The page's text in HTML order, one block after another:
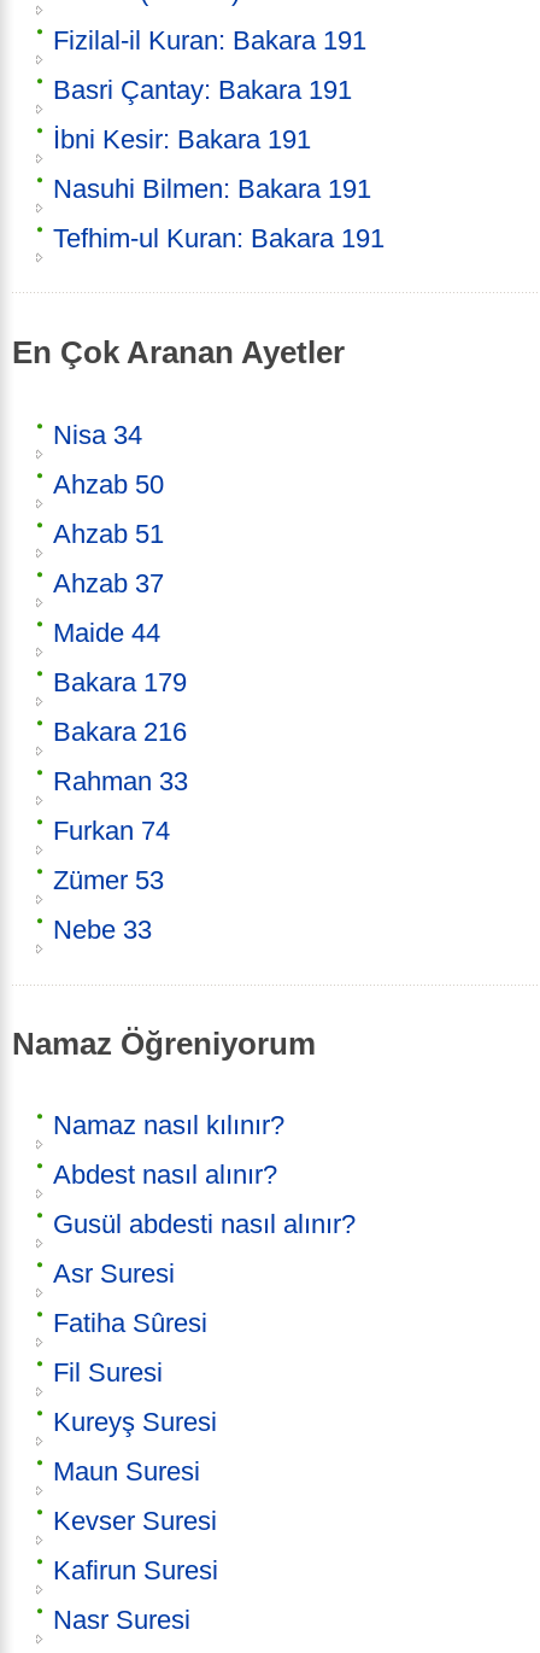
Fizilal-il Kuran: Bakara 191
Basri Çantay: Bakara 191
İbni Kesir: Bakara 191
Nasuhi Bilmen: Bakara 191
Tefhim-ul Kuran: Bakara 191
En Çok Aranan Ayetler
Nisa 34
Ahzab 50
Ahzab 51
Ahzab 37
Maide 44
Bakara 179
Bakara 216
Rahman 33
Furkan 74
Zümer 53
Nebe 33
Namaz Öğreniyorum
Namaz nasıl kılınır?
Abdest nasıl alınır?
Gusül abdesti nasıl alınır?
Asr Suresi
Fatiha Sûresi
Fil Suresi
Kureyş Suresi
Maun Suresi
Kevser Suresi
Kafirun Suresi
Nasr Suresi